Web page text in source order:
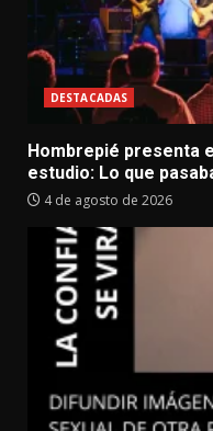
DESTACADAS
Hombrepié presenta
estudio: Lo que
4 de agosto de 2026